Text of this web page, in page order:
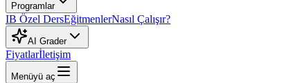
Programlar
IB Özel DersEğitmenlerNasıl Çalışır?
AI Grader
Fiyatlarİletişim
Menüyü aç